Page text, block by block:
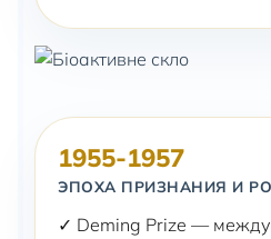
1955-1957
ЭПОХА ПРИЗНАНИЯ И
✓ Deming Prize —